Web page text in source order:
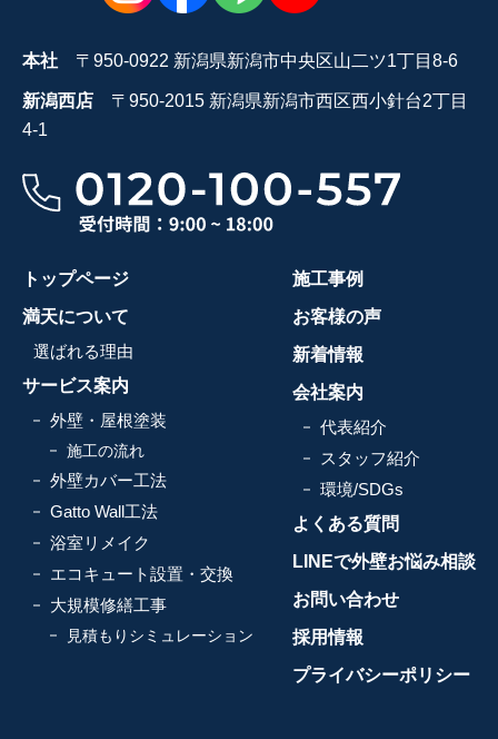
本社 〒950-0922 新潟県新潟市中央区山二ツ1丁目8-6
新潟西店 〒950-2015 新潟県新潟市西区西小針台2丁目
4-1
トップページ
満天について
選ばれる理由
サービス案内
外壁・屋根塗装
施工の流れ
外壁カバー工法
Gatto Wall工法
浴室リメイク
エコキュート設置・交換
大規模修繕工事
見積もりシミュレーション
施工事例
お客様の声
新着情報
会社案内
代表紹介
スタッフ紹介
環境/SDGs
よくある質問
LINEで外壁お悩み相談
お問い合わせ
採用情報
プライバシーポリシー